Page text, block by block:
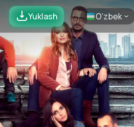
Yuklash O’zbek